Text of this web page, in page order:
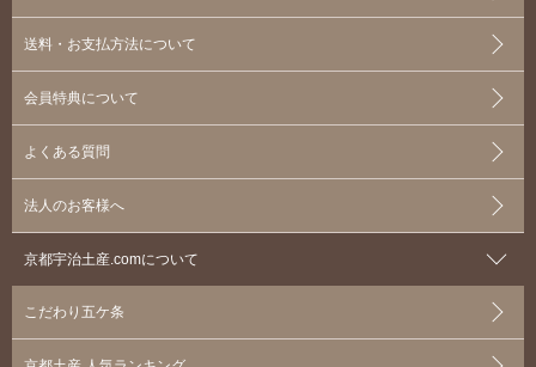
送料・お支払方法について
会員特典について
よくある質問
法人のお客様へ
京都宇治土産.comについて
こだわり五ケ条